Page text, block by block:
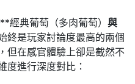
**經典葡萄（多肉葡萄） 與
終是玩家討論度最高的兩個
但在感官體驗上卻是截然不
度進行深度對比：